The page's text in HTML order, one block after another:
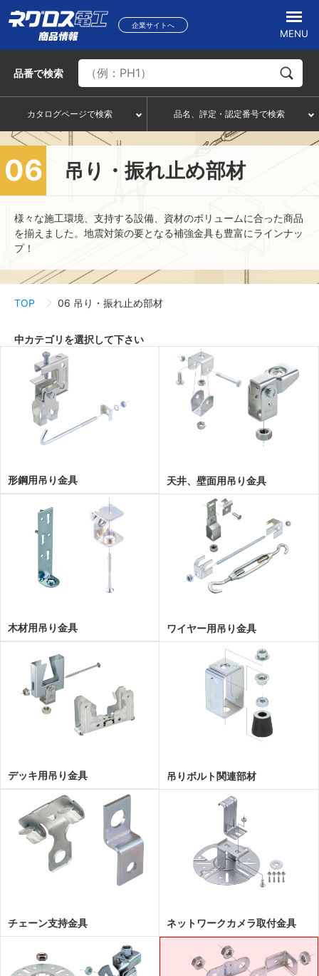
企業サイトへ
MENU
品番で検索
カタログページで検索 品名、評定・認定番号で検索
06 吊り・振れ止め部材
様々な施工環境、支持する設備、資材のボリュームに合った商品
を揃えました。地震対策の要となる補強金具も豊富にラインナッ
プ！
TOP 06 吊り・振れ止め部材
中カテゴリを選択して下さい
形鋼用吊り金具 天井、壁面用吊り金具
木材用吊り金具 ワイヤー用吊り金具
デッキ用吊り金具 吊りボルト関連部材
チェーン支持金具 ネットワークカメラ取付金具